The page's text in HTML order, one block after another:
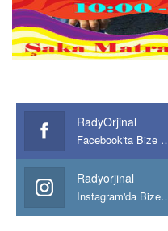
RadyOrjinal
Radyorjinal